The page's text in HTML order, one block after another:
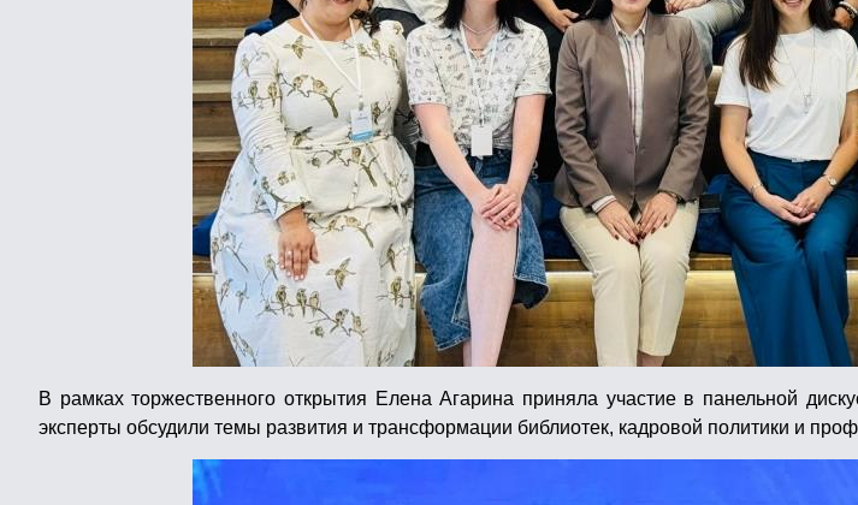
В рамках торжественного открытия Елена Агарина приняла участие в панельной
эксперты обсудили темы развития и трансформации библиотек, кадровой политики и